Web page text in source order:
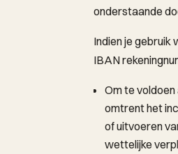
onderstaande
Indien je gebruik
IBAN
Om te
omtrent het
of uitvoeren
wettelijke